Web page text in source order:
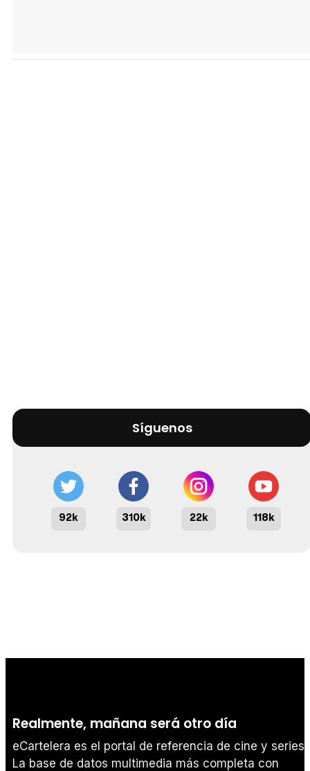
Síguenos
92k 310k 22k 118k
Realmente, mañana será otro día
eCartelera es el portal de referencia de cine y series.
La base de datos multimedia más completa con